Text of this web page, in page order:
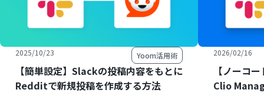
2025/10/23 Yoom活用術
【簡単設定】Slackの投稿内容をもとに
Redditで新規投稿を作成する方法
2026/02/16
【ノーコ
Clio